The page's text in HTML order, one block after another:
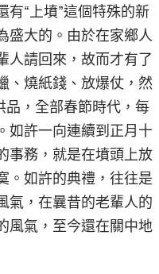
“上墳”這個特殊的新
盛大的。由於在家鄉人
人請回來，故而才有了
、燒紙錢、放爆仗，然
品，全部春節時代，每
如許一向連續到正月十
事務，就是在墳頭上放
。如許的典禮，往往是
氣，在曩昔的老輩人的
風氣，至今還在關中地